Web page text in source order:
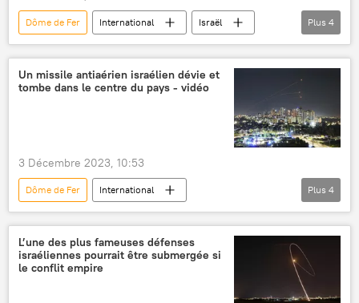
Dôme de Fer International
Israël
défense antiaérienne
frappe de missile
Opinion
Plus 4
Un missile antiaérien israélien dévie et
tombe dans le centre du pays - vidéo
3 Décembre 2023, 10:53
Dôme de Fer
International
conflit israélo-palestinien
Hamas
Armée de Défense d'Israël
Israël
Plus 4
L’une des plus fameuses défenses
israéliennes pourrait être submergée si
le conflit empire